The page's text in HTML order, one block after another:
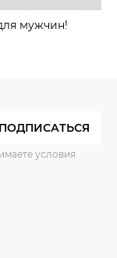
мужчин!
ПОДПИСАТЬСЯ
условия